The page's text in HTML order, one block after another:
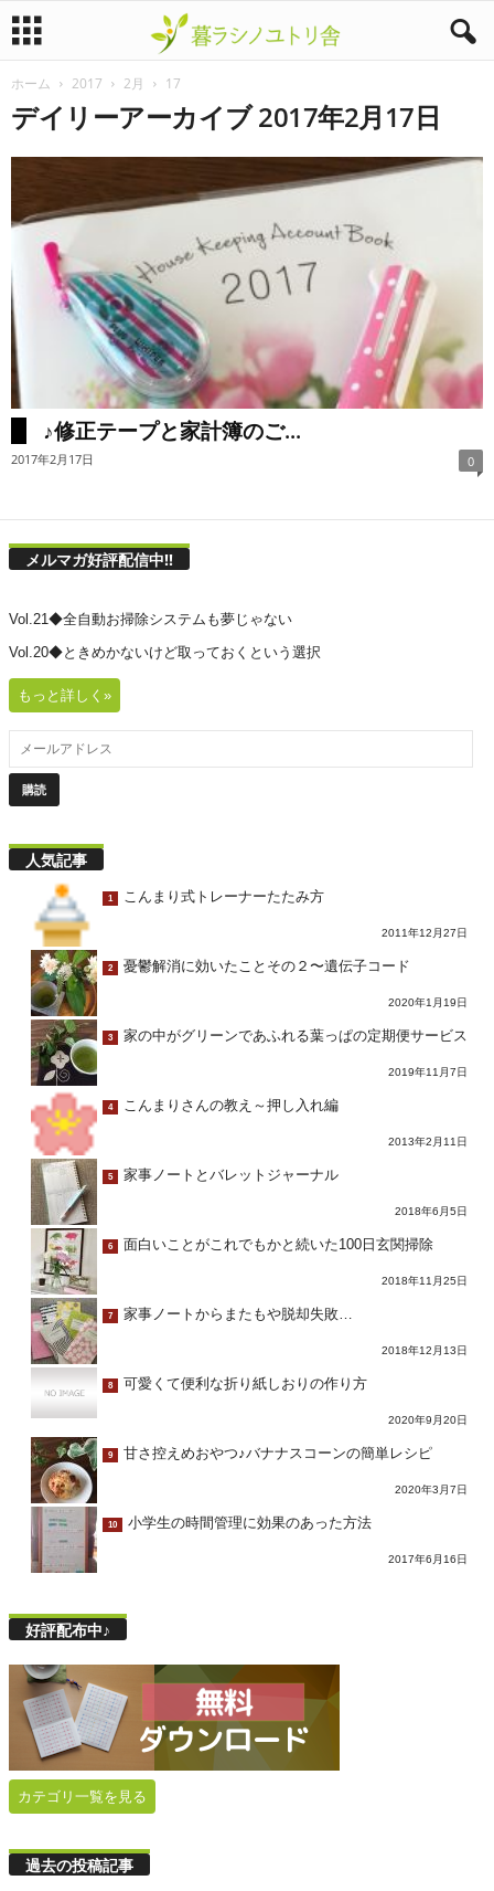
暮
ノ
ユ
ホーム 2017 2月 17
デイリーアーカイブ 2017年2月17日
♪修正テープと家計簿のご...
2017年2月17日 0
メルマガ好評配信中!!
Vol.21◆全自動お掃除システムも夢じゃない
Vol.20◆ときめかないけど取っておくという選択
もっと詳しく»
人気記事
1 こんまり式トレーナーたたみ方
2011年12月27日
2 憂鬱解消に効いたことその２〜遺伝子コード
2020年1月19日
3 家の中がグリーンであふれる葉っぱの定期便サービス
2019年11月7日
4 こんまりさんの教え～押し入れ編
2013年2月11日
5 家事ノートとバレットジャーナル
2018年6月5日
6 面白いことがこれでもかと続いた100日玄関掃除
2018年11月25日
7 家事ノートからまたもや脱却失敗…
2018年12月13日
8 可愛くて便利な折り紙しおりの作り方
2020年9月20日
9 甘さ控えめおやつ♪バナナスコーンの簡単レシピ
2020年3月7日
10 小学生の時間管理に効果のあった方法
2017年6月16日
好評配布中♪
カテゴリ一覧を見る
過去の投稿記事